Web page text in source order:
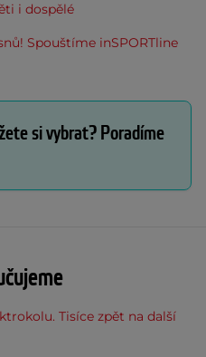
i dospělé
Spouštíme inSPORTline
si vybrat? Poradíme
Tisíce zpět na další